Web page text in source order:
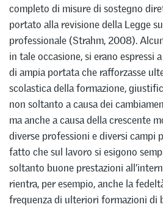
completo di misure di sostegno
portato alla revisione della Legge
professionale (Strahm, 2008).
in tale occasione, si erano espressi
di ampia portata che rafforzasse
scolastica della formazione,
non soltanto a causa dei
ma anche a causa della crescente
diverse professioni e diversi campi
fatto che sul lavoro si esigono
soltanto buone prestazioni
rientra, per esempio, anche la
frequenza di ulteriori formazioni di